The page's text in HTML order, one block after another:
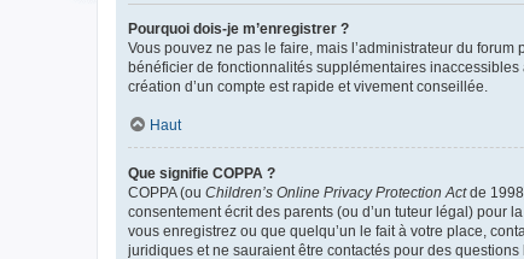
Pourquoi dois-je m’enregistrer ?
Vous pouvez ne pas le faire, mais l’administrateur du
bénéficier de fonctionnalités supplémentaires
création d’un compte est rapide et vivement conseillée.
Haut
Que signifie COPPA ?
COPPA (ou Children’s Online Privacy Protection Actde
consentement écrit des parents (ou d’un tuteur légal) pour
vous enregistrez ou que quelqu’un le fait à votre place,
juridiques et ne sauraient être contactés pour des